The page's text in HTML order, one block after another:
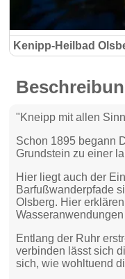
Kenipp-Heilbad
"Kneipp mit allen
Schon 1895 begann
Grundstein zu einer
Hier liegt auch der
Barfußwanderpfade
Olsberg. Hier
Wasseranwendungen
Entlang der Ruhr
verbinden lässt sich
sich, wie wohltuend